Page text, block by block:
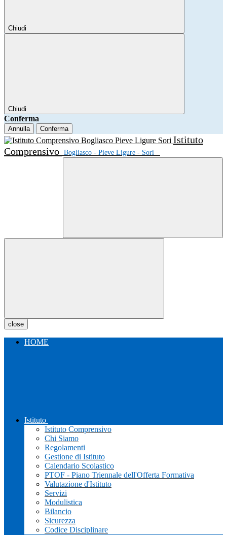
Chiudi
Chiudi
Conferma
Annulla Conferma
Istituto
Comprensivo Bogliasco - Pieve Ligure - Sori
close
HOME
Istituto
Istituto Comprensivo
Chi Siamo
Regolamenti
Gestione di Istituto
Calendario Scolastico
PTOF - Piano Triennale dell'Offerta Formativa
Valutazione d'Istituto
Servizi
Modulistica
Bilancio
Sicurezza
Codice Disciplinare